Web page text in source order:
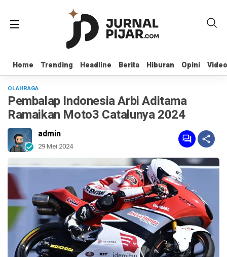
Home Trending Headline Berita Hiburan Opini Video
Home Trending Headline Berita Hiburan Opini Video
OLAHRAGA
Pembalap Indonesia Arbi Aditama
Ramaikan Moto3 Catalunya 2024
admin
29 Mei 2024